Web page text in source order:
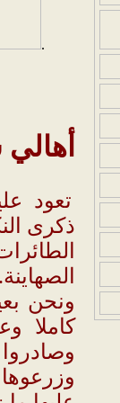
.
تعود
ونحن
كاملا